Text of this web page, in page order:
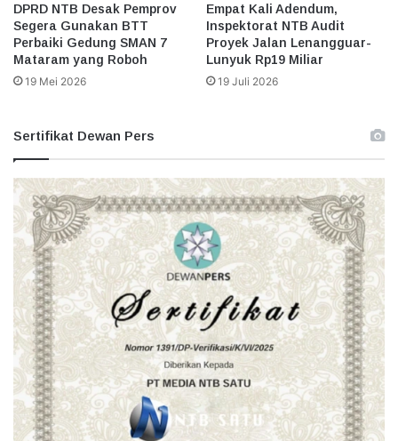
DPRD NTB Desak Pemprov
Segera Gunakan BTT
Perbaiki Gedung SMAN 7
Mataram yang Roboh
19 Mei 2026
Empat Kali Adendum,
Inspektorat NTB Audit
Proyek Jalan Lenangguar-
Lunyuk Rp19 Miliar
19 Juli 2026
Sertifikat Dewan Pers